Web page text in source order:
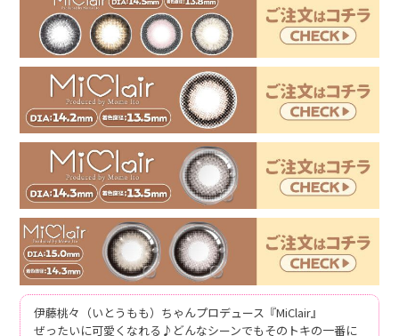
伊藤桃々（いとうもも）ちゃんプロデュース『MiClair』
ぜったいに可愛くなれる♪どんなシーンでもそのトキの一番に